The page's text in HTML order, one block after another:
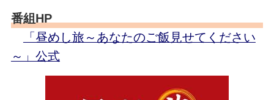
番組HP
「昼めし旅～あなたのご飯見せてください
～」公式